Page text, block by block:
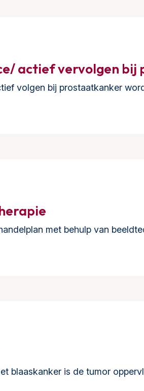
actief vervolgen bij
volgen bij prostaatkanker
met behulp van
blaaskanker is de tumor